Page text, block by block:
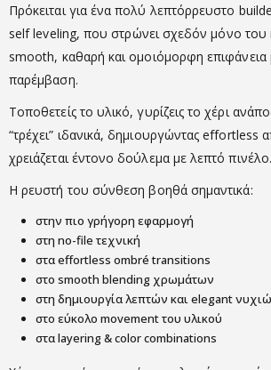
Πρόκειται για ένα πολύ λεπτόρρευστο
self leveling, που στρώνει σχεδόν μόνο του
smooth, καθαρή και ομοιόμορφη επιφάνεια
παρέμβαση.
Τοποθετείς το υλικό, γυρίζεις το χέρι
“τρέχει” ιδανικά, δημιουργώντας effortless
χρειάζεται έντονο δούλεμα με λεπτό πινέλο.
Η ρευστή του σύνθεση βοηθά σημαντικά:
στην πιο γρήγορη εφαρμογή
στη no-file τεχνική
στα effortless ombré transitions
στο smooth blending χρωμάτων
στη δημιουργία λεπτών και elegant
στο εύκολο movement του υλικού
στα layering & color combinations